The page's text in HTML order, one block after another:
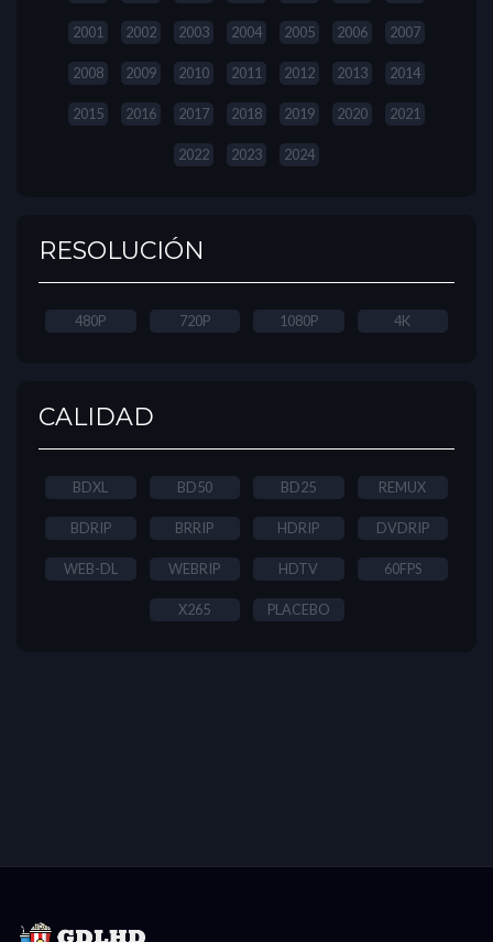
2001 2002 2003 2004 2005 2006 2007
2008 2009 2010 2011 2012 2013 2014
2015 2016 2017 2018 2019 2020 2021
2022 2023 2024
RESOLUCIÓN
480P 720P 1080P 4K
CALIDAD
BDXL BD50 BD25 REMUX
BDRIP BRRIP HDRIP DVDRIP
WEB-DL WEBRIP HDTV 60FPS
X265 PLACEBO